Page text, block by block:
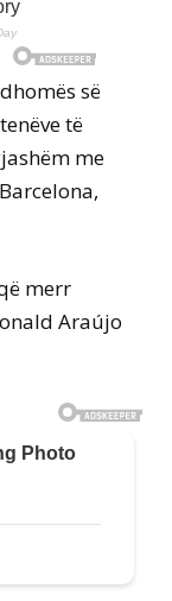
së
të
me
merr
Araújo